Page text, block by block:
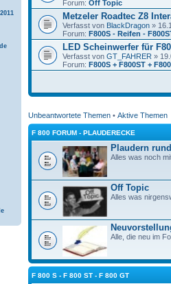
Forum: Off Topic
Metzeler Roadtec Z8
Verfasst von BlackDragon »
Forum: F800S - Reifen -
LED Scheinwerfer für
Verfasst von GT_FAHRER »
Forum: F800S + F800ST +
Unbeantwortete Themen • Aktive Themen
F 800 FORUM - PLAUDERECKE
Plaudern
Alles was noch
Off Topic
Alles was
Alle, die neu im
F 800 S - F 800 ST - F 800 GT